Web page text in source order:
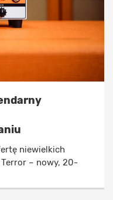
niewielkich
– nowy, 20-